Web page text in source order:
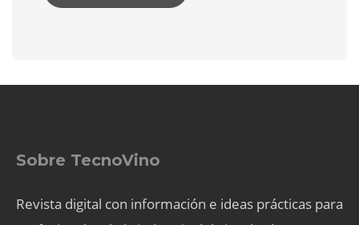
Sobre TecnoVino
Revista digital con información e ideas prácticas para